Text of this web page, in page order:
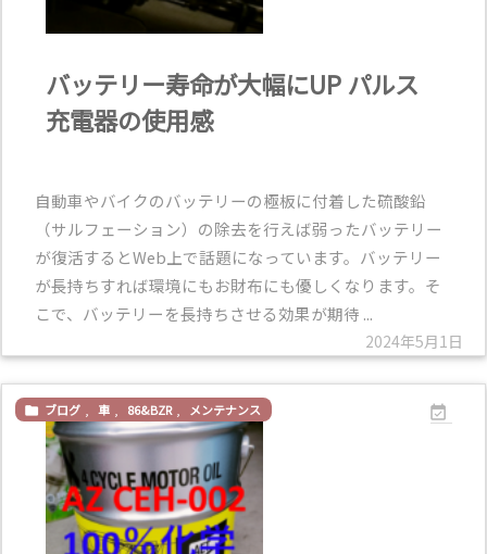
2024年5月1日
バッテリー寿命が大幅にUP パルス
充電器の使用感
自動車やバイクのバッテリーの極板に付着した硫酸鉛
（サルフェーション）の除去を行えば弱ったバッテリー
が復活するとWeb上で話題になっています。バッテリー
が長持ちすれば環境にもお財布にも優しくなります。そ
こで、バッテリーを長持ちさせる効果が期待 ...

 ブログ 車 86&BZR メンテナンス